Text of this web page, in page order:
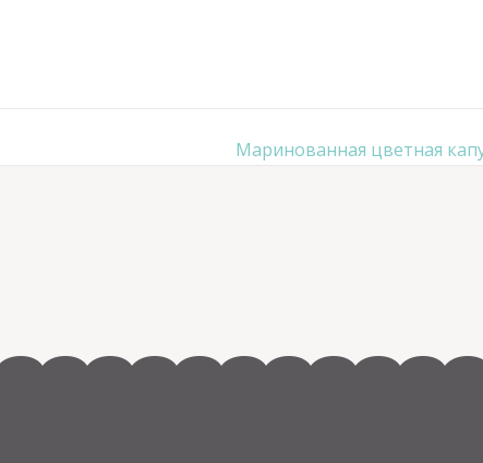
Маринованная цветная